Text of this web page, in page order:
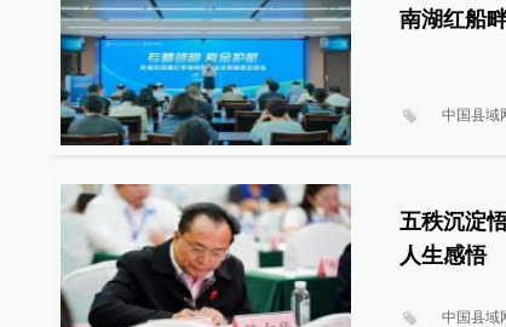
南湖红船
中国县域
五秩沉淀
人生感悟
中国县域